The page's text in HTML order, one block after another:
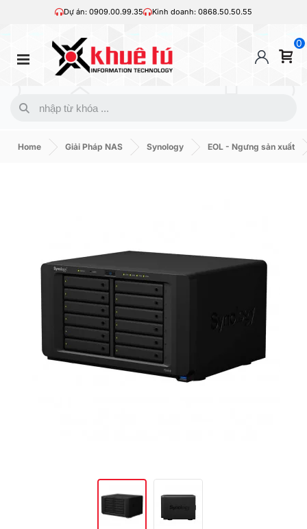
Dự án: 0909.00.99.35 Kinh doanh: 0868.50.50.55
0
Home Giải Pháp NAS Synology EOL - Ngưng sản xuất